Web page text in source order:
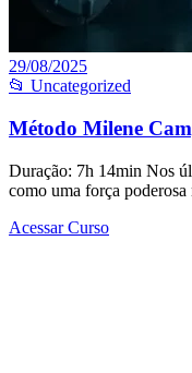
29/08/2025
📂 Uncategorized
Método Milene
Duração: 7h 14min Nos
como uma força
Acessar Curso